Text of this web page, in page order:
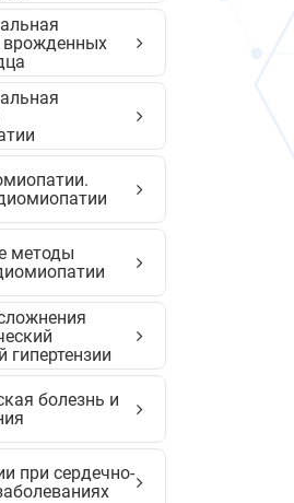
врожденных
методы
гипертензии
болезнь и
при сердечно-